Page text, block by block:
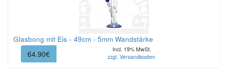
Glasbong mit Eis - 49cm - 5mm Wandstärke
64.90€
Incl. 19% MwSt.
zzgl. Versandkosten